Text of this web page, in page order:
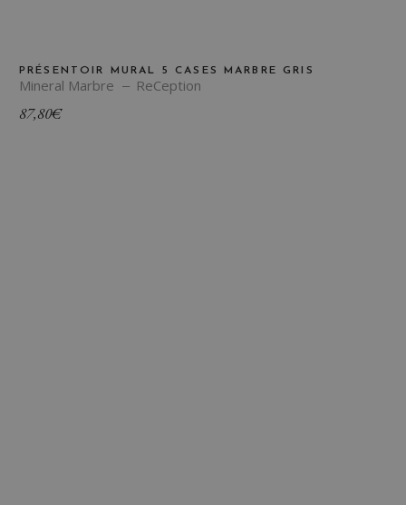
PRÉSENTOIR MURAL 5 CASES MARBRE GRIS
Mineral Marbre ReCeption
87,80€